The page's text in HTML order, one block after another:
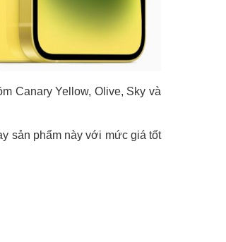
Canary Yellow, Olive, Sky và
sản phẩm này với mức giá tốt